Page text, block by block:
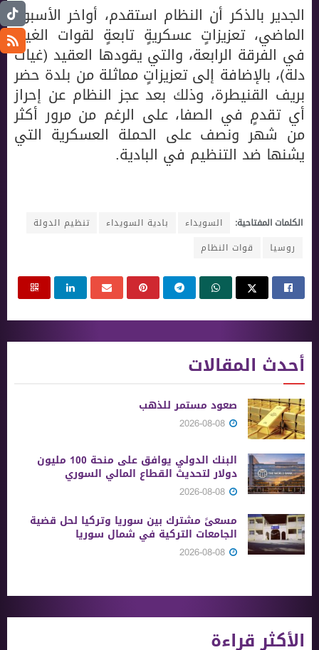
الجدير بالذكر أن النظام استقدم، أواخر الأسبوع
الماضي، تعزيزاتٍ عسكريةٍ تابعةٍ لقوات الغيث
في الفرقة الرابعة، والتي يقودها العقيد (غياث
دلة)، بالإضافة إلى تعزيزاتٍ مماثلة من بلدة حضر
بريف القنيطرة، وذلك بعد عجز النظام عن إحراز
أي تقدمٍ في الصفا، على الرغم من مرور أكثر
من شهر ونصف على الحملة العسكرية التي
يشنها ضد التنظيم في البادية.
الكلمات المفتاحية: السويداء بادية السويداء
تنظيم الدولة
روسيا
قوات النظام
أحدث المقالات
صعود مستمر للذهب
البنك الدولي يوافق على منحة 100 مليون
دولار لتحديث القطاع المالي السوري
مسعىً مشترك بين سوريا وتركيا لحل قضية
الجامعات التركية في شمال سوريا
الأكثر قراءة